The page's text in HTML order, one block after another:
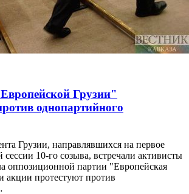
Грузии"
однопартийного
Грузии, направлявшихся на первое
сессии 10-го созыва, встречали активисты
оппозиционной партии "Европейская
акции протестуют против